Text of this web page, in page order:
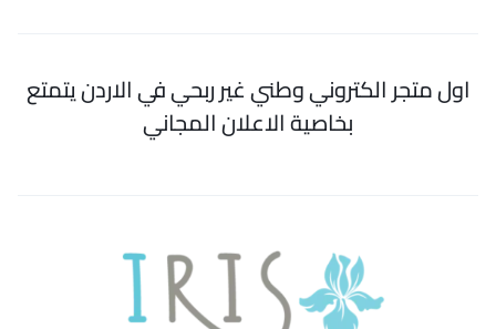
اول متجر الكتروني وطني غير ربحي في الاردن يتمتع
بخاصية الاعلان المجاني